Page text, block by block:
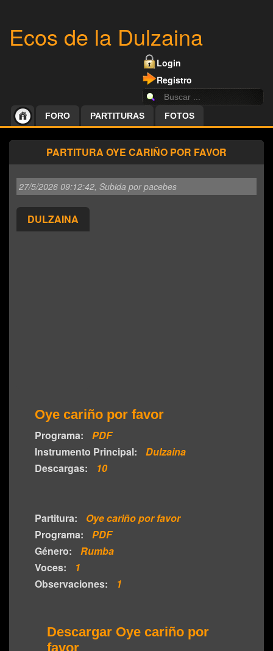
Ecos de la Dulzaina
Login
Registro
FORO PARTITURAS FOTOS
PARTITURA OYE CARIÑO POR FAVOR
27/5/2026 09:12:42, Subida por pacebes
DULZAINA
Oye cariño por favor
Programa:
PDF
Instrumento Principal:
Dulzaina
Descargas:
10
Partitura:
Oye cariño por favor
Programa:
PDF
Género:
Rumba
Voces:
1
Observaciones:
1
Descargar Oye cariño por
favor